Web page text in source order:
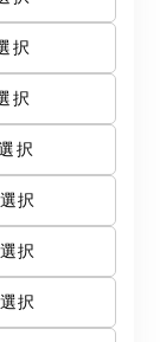
択
択
択
択
択
択